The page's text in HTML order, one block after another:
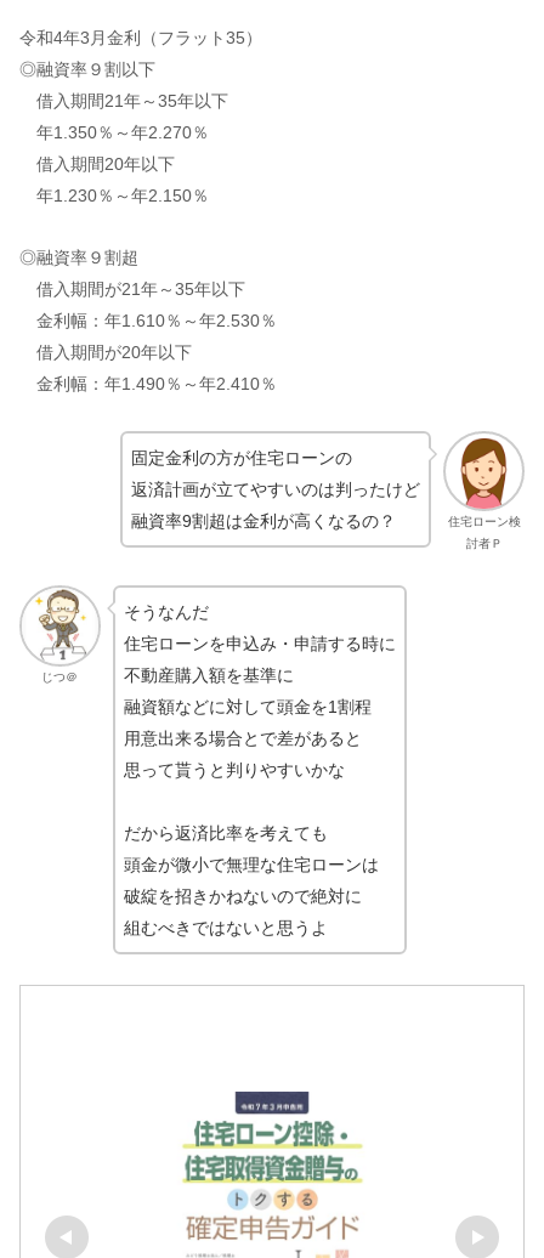
令和4年3月金利（フラット35）
◎融資率９割以下
借入期間21年～35年以下
年1.350％～年2.270％
借入期間20年以下
年1.230％～年2.150％
◎融資率９割超
借入期間が21年～35年以下
金利幅：年1.610％～年2.530％
借入期間が20年以下
金利幅：年1.490％～年2.410％
住宅ローン検
討者Ｐ
固定金利の方が住宅ローンの
返済計画が立てやすいのは判ったけど
融資率9割超は金利が高くなるの？
じつ＠
そうなんだ
住宅ローンを申込み・申請する時に
不動産購入額を基準に
融資額などに対して頭金を1割程
用意出来る場合とで差があると
思って貰うと判りやすいかな
だから返済比率を考えても
頭金が微小で無理な住宅ローンは
破綻を招きかねないので絶対に
組むべきではないと思うよ